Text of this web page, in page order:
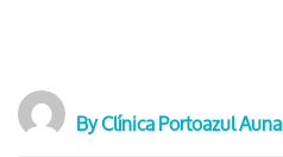
ByClínica Portoazul Auna